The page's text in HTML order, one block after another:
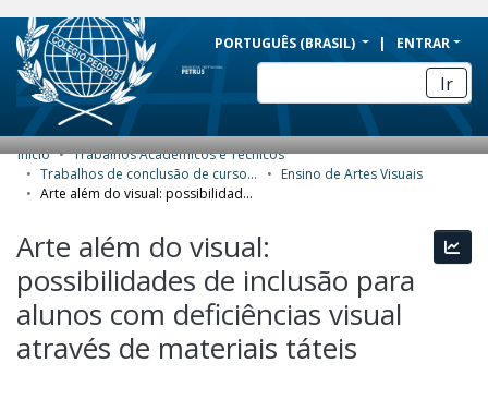
BRAZIL
Simplifique!
Comunica BR
Participe
Acesso à informação
Canais
PORTUGUÊS (BRASIL) ENTRAR
Ir
COMUNIDADES E COLEÇÕES
ESTATÍSTICAS
SOBRE
Início
Trabalhos Acadêmicos e Técnicos
Trabalhos de conclusão de curso de Especialização
Ensino de Artes Visuais
Arte além do visual: possibilidades de inclusão para alunos com deficiências visual através de materiais táteis
Arte além do visual:
possibilidades de inclusão para
alunos com deficiências visual
através de materiais táteis